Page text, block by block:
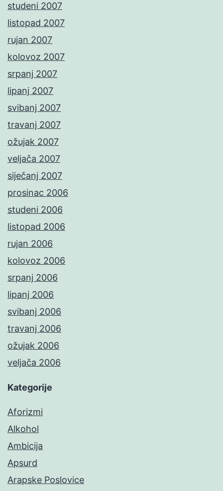
studeni 2007
listopad 2007
rujan 2007
kolovoz 2007
srpanj 2007
lipanj 2007
svibanj 2007
travanj 2007
ožujak 2007
veljača 2007
siječanj 2007
prosinac 2006
studeni 2006
listopad 2006
rujan 2006
kolovoz 2006
srpanj 2006
lipanj 2006
svibanj 2006
travanj 2006
ožujak 2006
veljača 2006
Kategorije
Aforizmi
Alkohol
Ambicija
Apsurd
Arapske Poslovice